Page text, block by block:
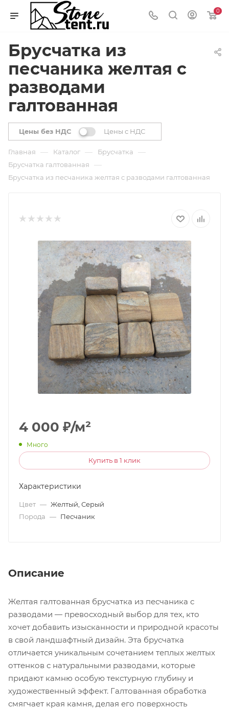
0
Брусчатка из
песчаника желтая с
разводами
галтованная
Цены без НДС Цены с НДС
Главная — Каталог — Брусчатка —
Брусчатка галтованная —
Брусчатка из песчаника желтая с разводами галтованная
4 000 ₽/м²
Много
Купить в 1 клик
Характеристики
Цвет — Желтый, Серый
Порода — Песчаник
Описание
Желтая галтованная брусчатка из песчаника с
разводами — превосходный выбор для тех, кто
хочет добавить изысканности и природной красоты
в свой ландшафтный дизайн. Эта брусчатка
отличается уникальным сочетанием теплых желтых
оттенков с натуральными разводами, которые
придают камню особую текстурную глубину и
художественный эффект. Галтованная обработка
смягчает края камня, делая его поверхность